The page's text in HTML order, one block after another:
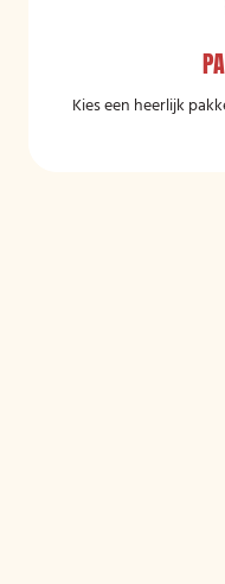
Kies een heerlijk